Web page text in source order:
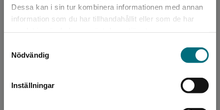
Dessa kan i sin tur kombinera informationen med annan
information som du har tillhandahållit eller som de har
Nödvändig
Inställningar
Det verkar som att du besöker
Sverige. För att kunna slutföra ett köp måste
Martin Palmqvist är född 1975 och bor i Ystad.